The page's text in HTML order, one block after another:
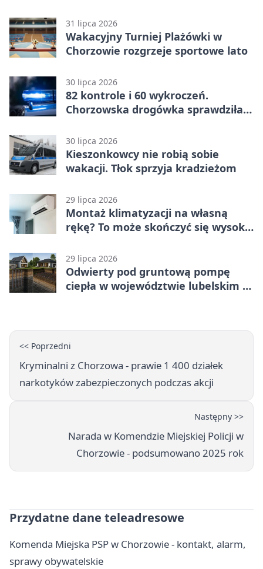
31 lipca 2026
Wakacyjny Turniej Plażówki w
Chorzowie rozgrzeje sportowe lato
30 lipca 2026
82 kontrole i 60 wykroczeń.
Chorzowska drogówka sprawdziła
30 lipca 2026
Kieszonkowcy nie robią sobie
wakacji. Tłok sprzyja kradzieżom
29 lipca 2026
Montaż klimatyzacji na własną
rękę? To może skończyć się wysoką
29 lipca 2026
Odwierty pod gruntową pompę
ciepła w województwie lubelskim -
<< Poprzedni
Kryminalni z Chorzowa - prawie 1 400 działek
narkotyków zabezpieczonych podczas akcji
Następny >>
Narada w Komendzie Miejskiej Policji w
Chorzowie - podsumowano 2025 rok
Przydatne dane teleadresowe
Komenda Miejska PSP w Chorzowie - kontakt, alarm,
sprawy obywatelskie